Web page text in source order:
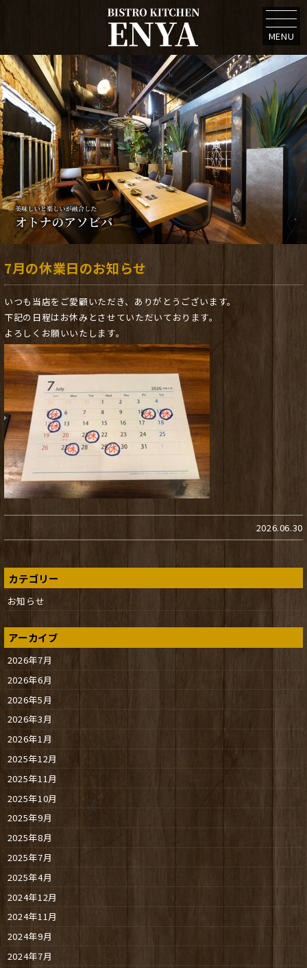
MENU
7月の休業日のお知らせ
いつも当店をご愛顧いただき、ありがとうございます。
下記の日程はお休みとさせていただいております。
よろしくお願いいたします。
2026.06.30
カテゴリー
お知らせ
アーカイブ
2026年7月
2026年6月
2026年5月
2026年3月
2026年1月
2025年12月
2025年11月
2025年10月
2025年9月
2025年8月
2025年7月
2025年4月
2024年12月
2024年11月
2024年9月
2024年7月